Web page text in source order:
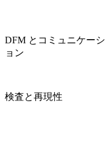
DFM とコミュニケーシ
ョン
検査と再現性